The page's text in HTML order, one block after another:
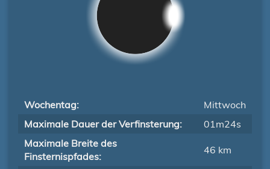
Wochentag:
Mittwoch
Maximale Dauer der Verfinsterung:
01m24s
Maximale Breite des
Finsternispfades:
46 km